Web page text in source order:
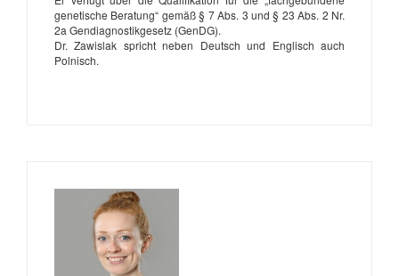
genetische Beratung“ gemäß § 7 Abs. 3 und § 23 Abs. 2 Nr.
2a Gendiagnostikgesetz (GenDG).
Dr. Zawislak spricht neben Deutsch und Englisch auch
Polnisch.